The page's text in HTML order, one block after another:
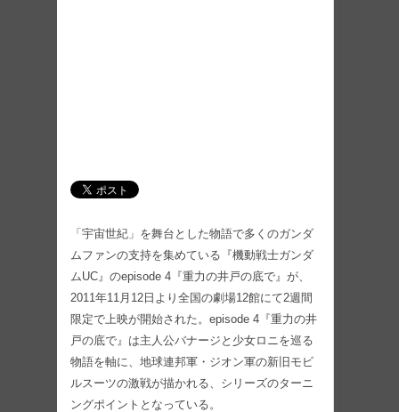
「宇宙世紀」を舞台とした物語で多くのガンダ
ムファンの支持を集めている『機動戦士ガンダ
ムUC』のepisode 4『重力の井戸の底で』が、
2011年11月12日より全国の劇場12館にて2週間
限定で上映が開始された。episode 4『重力の井
戸の底で』は主人公バナージと少女ロニを巡る
物語を軸に、地球連邦軍・ジオン軍の新旧モビ
ルスーツの激戦が描かれる、シリーズのターニ
ングポイントとなっている。